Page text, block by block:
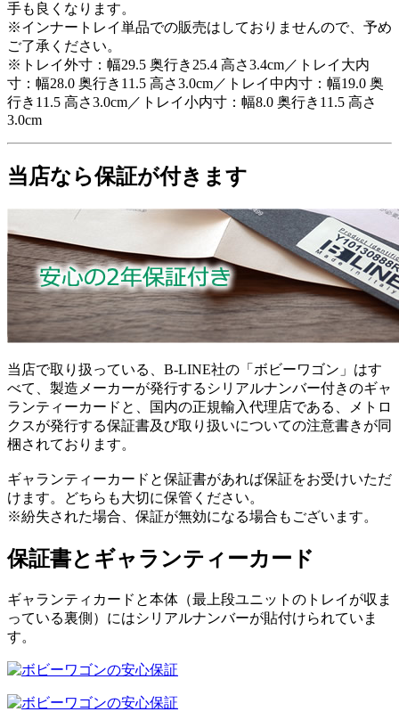
手も良くなります。
※インナートレイ単品での販売はしておりませんので、予め
ご了承ください。
※トレイ外寸：幅29.5 奥行き25.4 高さ3.4cm／トレイ大内
寸：幅28.0 奥行き11.5 高さ3.0cm／トレイ中内寸：幅19.0 奥
行き11.5 高さ3.0cm／トレイ小内寸：幅8.0 奥行き11.5 高さ
3.0cm
当店なら保証が付きます
当店で取り扱っている、B-LINE社の「ボビーワゴン」はす
べて、製造メーカーが発行するシリアルナンバー付きのギャ
ランティーカードと、国内の正規輸入代理店である、メトロ
クスが発行する保証書及び取り扱いについての注意書きが同
梱されております。
ギャランティーカードと保証書があれば保証をお受けいただ
けます。どちらも大切に保管ください。
※紛失された場合、保証が無効になる場合もございます。
保証書とギャランティーカード
ギャランティカードと本体（最上段ユニットのトレイが収ま
っている裏側）にはシリアルナンバーが貼付けられていま
す。